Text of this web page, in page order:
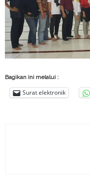
Bagikan ini melalui :
Surat elektronik